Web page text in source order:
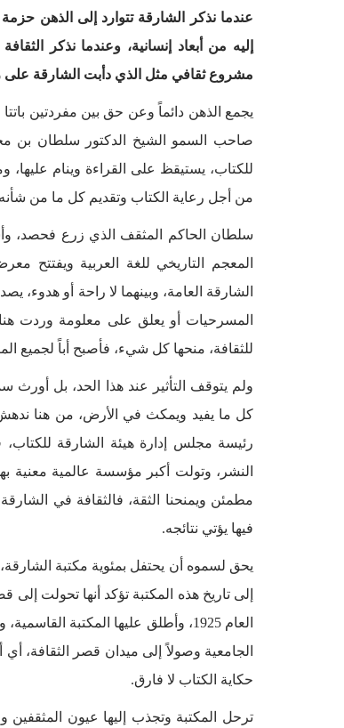
عندما نذكر الشارقة تتوارد إلى الذهن
إليه من أبعاد إنسانية، وعندما نذكر
مشروع ثقافي مثل الذي دأبت الشارقة
يجمع الذهن دائماً وعن حق بين مفردتين
صاحب السمو الشيخ الدكتور سلطان بن
للكتاب، يستيقظ على القراءة وينام
من أجل رعاية الكتاب وتقديم كل ما من شأنه
سلطان الحاكم المثقف الذي زرع فحصد،
المعجم التاريخي للغة العربية ويفتتح
الشارقة العامة، وبينهما لا راحة أو
المسرحيات أو يعلق على معلومة وردت
للثقافة، منحها كل شيء، فأصبح أباً لجميع
ولم يتوقف التأثير عند هذا الحد، بل
كل ما يفيد ويمكث في الأرض، من هنا
رئيسة مجلس إدارة هيئة الشارقة
النشر، وتولت أكبر مؤسسة عالمية معنية
مطمئن ويمنحنا الثقة، فالثقافة في
فيها يؤتي نتائجه.
يحق لسموه أن يحتفل بمئوية مكتبة
إلى تاريخ هذه المكتبة تؤكد أنها
العام 1925، وأطلق عليها المكتبة
الجامعية وصولاً إلى ميدان قصر الثقافة،
حكاية الكتاب لا فارق.
ترحل المكتبة وتجذب إليها عيون